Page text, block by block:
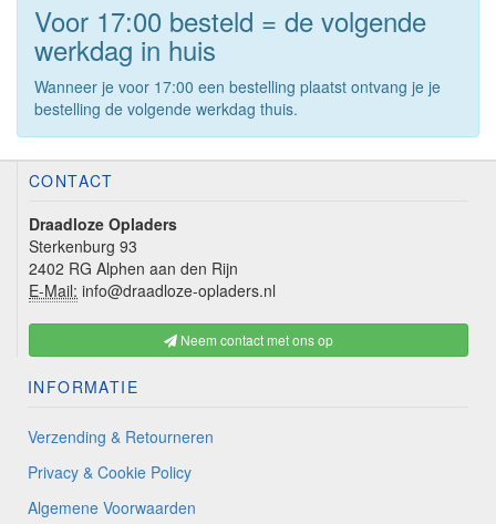
Voor 17:00 besteld = de volgende
werkdag in huis
Wanneer je voor 17:00 een bestelling plaatst ontvang je je
bestelling de volgende werkdag thuis.
CONTACT
Draadloze Opladers
Sterkenburg 93
2402 RG Alphen aan den Rijn
E-Mail: info@draadloze-opladers.nl
Neem contact met ons op
INFORMATIE
Verzending & Retourneren
Privacy & Cookie Policy
Algemene Voorwaarden